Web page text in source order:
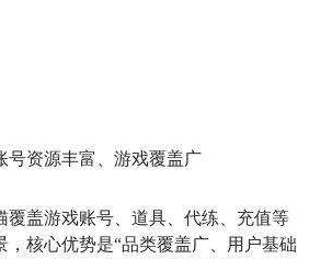
号资源丰富、游戏覆盖广
覆盖游戏账号、道具、代练、充值等
，核心优势是“品类覆盖广、用户基础